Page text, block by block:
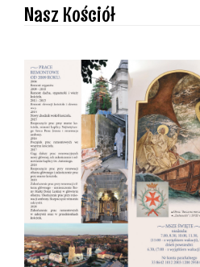
Nasz Kościół